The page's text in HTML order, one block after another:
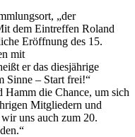
„der
dem Eintreffen Roland
Eröffnung des 15.
mit
er das diesjährige
Sinne – Start frei!“
Hamm die Chance, um sich
Mitgliedern und
uns auch zum 20.